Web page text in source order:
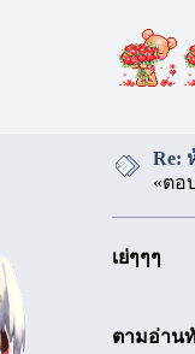
Re:
«ตอ
เย่ๆๆๆ
ตามอ่าน